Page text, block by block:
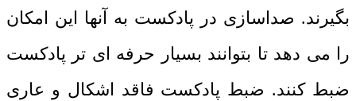
بگیرند. صداسازی در پادکست به آنها این امکان
را می دهد تا بتوانند بسیار حرفه ای تر پادکست
ضبط کنند. ضبط پادکست فاقد اشکال و عاری